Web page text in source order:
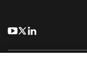
s’ouvre dans un
s’ouvre dans un